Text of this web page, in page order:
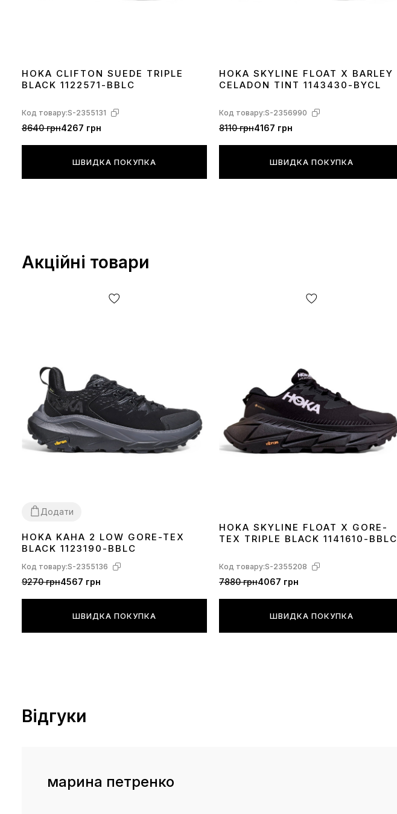
HOKA CLIFTON SUEDE TRIPLE
BLACK 1122571-BBLC
Код товару:S-2355131
8640 грн4267 грн
ШВИДКА ПОКУПКА
HOKA SKYLINE FLOAT X BARLEY
CELADON TINT 1143430-BYCL
Код товару:S-2356990
8110 грн4167 грн
ШВИДКА ПОКУПКА
Акційні товари
Додати
41 4344
HOKA KAHA 2 LOW GORE-TEX
BLACK 1123190-BBLC
Код товару:S-2355136
9270 грн4567 грн
ШВИДКА ПОКУПКА
HOKA SKYLINE FLOAT X GORE-
TEX TRIPLE BLACK 1141610-BBLC
Код товару:S-2355208
7880 грн4067 грн
ШВИДКА ПОКУПКА
Відгуки
марина петренко